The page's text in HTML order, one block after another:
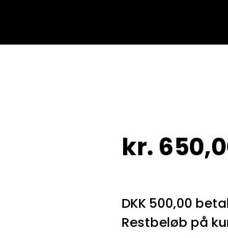
kr.
DKK 500,00
Restbeløb på